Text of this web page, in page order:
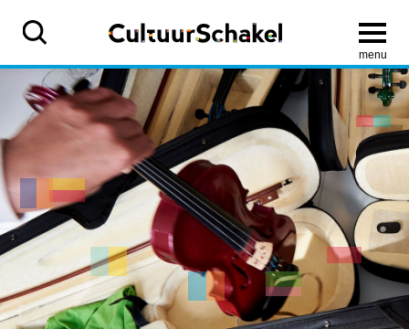
menu